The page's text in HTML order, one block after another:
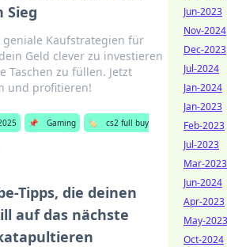
Sieg
geniale Kaufstrategien für
Geld clever zu investieren
Taschen zu füllen. Jetzt
und profitieren!
📌 Gaming 🏷️
cs2 full buy
Tipps, die deinen
auf das nächste
Jun-2023
Nov-2024
Dec-2023
Jul-2024
Jan-2024
Jan-2023
Feb-2023
Jul-2023
Mar-2023
Jun-2024
Apr-2023
May-2023
Oct-2024